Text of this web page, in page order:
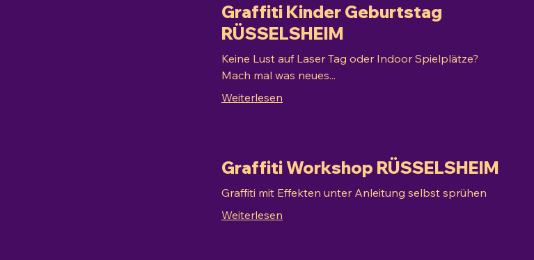
Graffiti Kinder Geburtstag
RÜSSELSHEIM
Keine Lust auf Laser Tag oder Indoor Spielplätze?
Mach mal was neues...
Weiterlesen
Graffiti Workshop RÜSSELSHEIM
Graffiti mit Effekten unter Anleitung selbst sprühen
Weiterlesen